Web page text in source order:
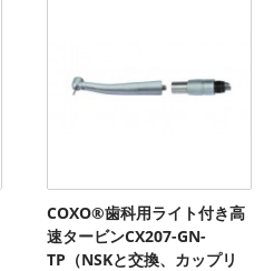
COXO®歯科用ライト付き高
速タービンCX207-GN-
TP（NSKと交換、カップリ